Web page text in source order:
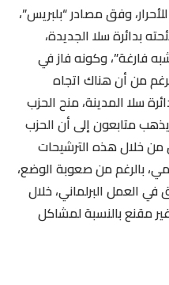
وفق مصادر “بلبريس”،
بدائرة سلا الجديدة،
فارغة”، وكونه فاز في
من أن هناك اتجاه
سلا المدينة، منح الحزب
متابعون إلى أن الحزب
من خلال هذه الترشيحات
بالرغم من صعوبة الوضع،
في العمل البرلماني، خلال
غير مقنع بالنسبة لمشاكل